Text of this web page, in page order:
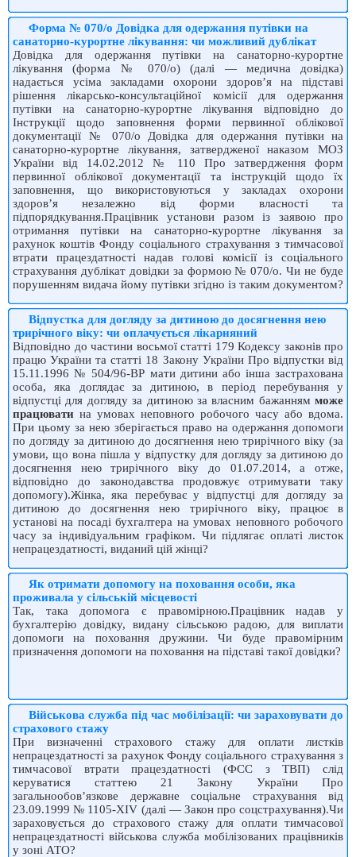
Форма № 070/о Довідка для одержання путівки на
санаторно-курортне лікування: чи можливий дублікат
Довідка для одержання путівки на санаторно-курортне
лікування (форма № 070/о) (далі — медична довідка)
надається усіма закладами охорони здоров’я на підставі
рішення лікарсько-консультаційної комісії для одержання
путівки на санаторно-курортне лікування відповідно до
Інструкції щодо заповнення форми первинної облікової
документації № 070/о Довідка для одержання путівки на
санаторно-курортне лікування, затвердженої наказом МОЗ
України від 14.02.2012 № 110 Про затвердження форм
первинної облікової документації та інструкцій щодо їх
заповнення, що використовуються у закладах охорони
здоров’я незалежно від форми власності та
підпорядкування.Працівник установи разом із заявою про
отримання путівки на санаторно-курортне лікування за
рахунок коштів Фонду соціального страхування з тимчасової
втрати працездатності надав голові комісії із соціального
страхування дублікат довідки за формою № 070/о. Чи не буде
порушенням видача йому путівки згідно із таким документом?
Відпустка для догляду за дитиною до досягнення нею
трирічного віку: чи оплачується лікарняний
Відповідно до частини восьмої статті 179 Кодексу законів про
працю України та статті 18 Закону України Про відпустки від
15.11.1996 № 504/96-ВР мати дитини або інша застрахована
особа, яка доглядає за дитиною, в період перебування у
відпустці для догляду за дитиною за власним бажанням може
працювати на умовах неповного робочого часу або вдома.
При цьому за нею зберігається право на одержання допомоги
по догляду за дитиною до досягнення нею трирічного віку (за
умови, що вона пішла у відпустку для догляду за дитиною до
досягнення нею трирічного віку до 01.07.2014, а отже,
відповідно до законодавства продовжує отримувати таку
допомогу).Жінка, яка перебуває у відпустці для догляду за
дитиною до досягнення нею трирічного віку, працює в
установі на посаді бухгалтера на умовах неповного робочого
часу за індивідуальним графіком. Чи підлягає оплаті листок
непрацездатності, виданий цій жінці?
Як отримати допомогу на поховання особи, яка
проживала у сільській місцевості
Так, така допомога є правомірною.Працівник надав у
бухгалтерію довідку, видану сільською радою, для виплати
допомоги на поховання дружини. Чи буде правомірним
призначення допомоги на поховання на підставі такої довідки?
Військова служба під час мобілізації: чи зараховувати до
страхового стажу
При визначенні страхового стажу для оплати листків
непрацездатності за рахунок Фонду соціального страхування з
тимчасової втрати працездатності (ФСС з ТВП) слід
керуватися статтею 21 Закону України Про
загальнообов’язкове державне соціальне страхування від
23.09.1999 № 1105-XIV (далі — Закон про соцстрахування).Чи
зараховується до страхового стажу для оплати тимчасової
непраце­здатності військова служба мобілізованих працівників
у зоні АТО?